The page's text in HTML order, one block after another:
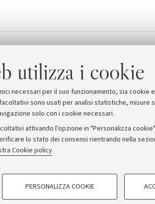
utilizza i cookie
necessari per il suo funzionamento, sia
sono usati per analisi statistiche,
solo con i cookie necessari.
attivando l'opzione in "Personalizza
lo stato dei consensi rientrando nella
Cookie policy.
PERSONALIZZA COOKIE
Rassegna stampa
ALMA MATER STUDIORUM - Università di
Privacy
Note